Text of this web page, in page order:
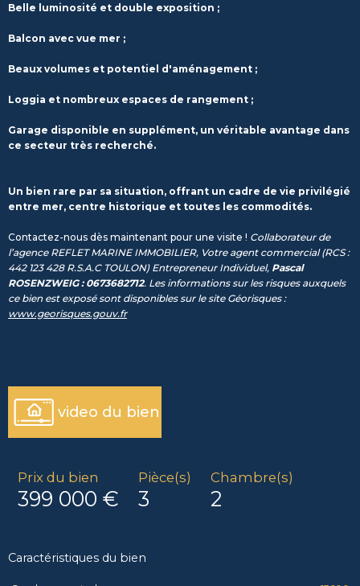
Belle luminosité et double exposition ;
Balcon avec vue mer ;
Beaux volumes et potentiel d'aménagement ;
Loggia et nombreux espaces de rangement ;
Garage disponible en supplément, un véritable avantage dans
ce secteur très recherché.
Un bien rare par sa situation, offrant un cadre de vie privilégié
entre mer, centre historique et toutes les commodités.
Contactez-nous dès maintenant pour une visite ! Collaborateur de
l’agence REFLET MARINE IMMOBILIER, Votre agent commercial (RCS :
442 123 428 R.S.A.C TOULON) Entrepreneur Individuel, Pascal
ROSENZWEIG : 0673682712. Les informations sur les risques auxquels
ce bien est exposé sont disponibles sur le site Géorisques :
www.georisques.gouv.fr
video du bien
Prix du bien
399 000 €
Pièce(s)
3
Chambre(s)
2
Caractéristiques du bien